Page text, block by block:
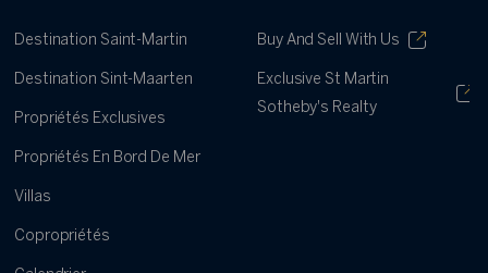
Destination Saint-Martin
Destination Sint-Maarten
Propriétés Exclusives
Propriétés En Bord De Mer
Villas
Copropriétés
Buy And Sell With Us
Exclusive St Martin
Sotheby's Realty